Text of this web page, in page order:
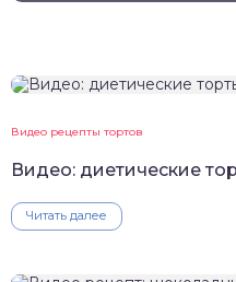
Видео рецепты тортов
Видео: диетические
Читать далее